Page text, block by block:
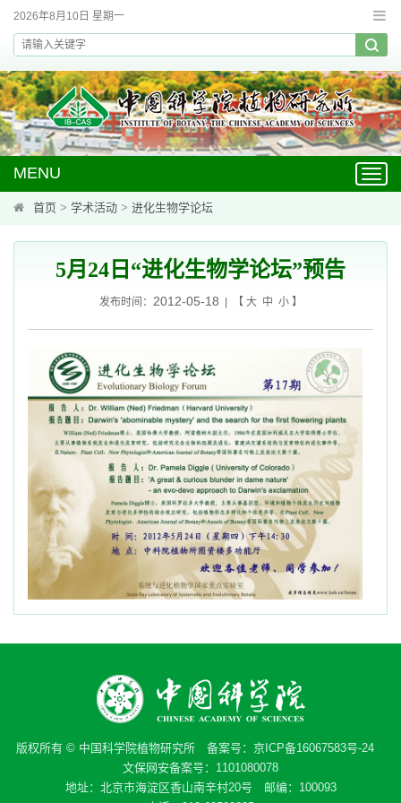
2026年8月10日 星期一
MENU
首页 > 学术活动 > 进化生物学论坛
5月24日“进化生物学论坛”预告
发布时间： 2012-05-18 | 【 大 中 小】
版权所有 © 中国科学院植物研究所 备案号： 京ICP备16067583号-24
文保网安备案号：1101080078
地址：北京市海淀区香山南辛村20号 邮编：100093